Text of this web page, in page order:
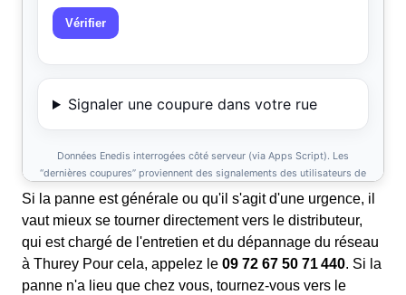
Si la panne est générale ou qu'il s'agit d'une urgence, il
vaut mieux se tourner directement vers le distributeur,
qui est chargé de l'entretien et du dépannage du réseau
à Thurey Pour cela, appelez le 09 72 67 50 71 440. Si la
panne n'a lieu que chez vous, tournez-vous vers le